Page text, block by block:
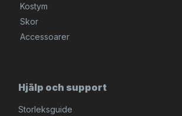
Kostym
Skor
Accessoarer
Hjälp och support
Storleksguide